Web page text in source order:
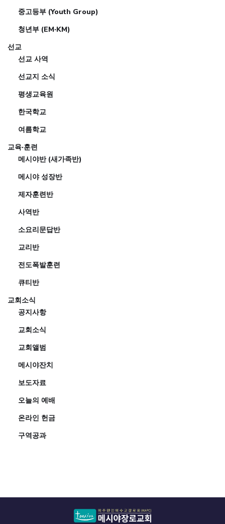
중고등부 (Youth Group)
청년부 (EM·KM)
선교
선교 사역
선교지 소식
평생교육원
한국학교
여름학교
교육·훈련
메시야반 (새가족반)
메시야 성장반
제자훈련반
사역반
소요리문답반
교리반
전도폭발훈련
큐티반
교회소식
공지사항
교회소식
교회앨범
메시야잔치
보도자료
오늘의 예배
온라인 헌금
구역공과